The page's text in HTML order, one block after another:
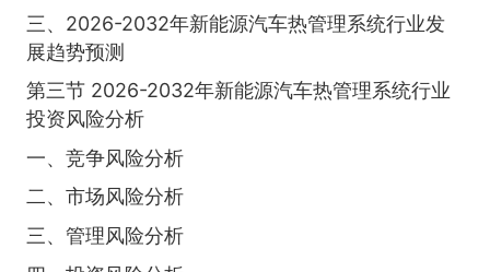
三、2026-2032年新能源汽车热管理系统行业发
展趋势预测
第三节 2026-2032年新能源汽车热管理系统行业
投资风险分析
一、竞争风险分析
二、市场风险分析
三、管理风险分析